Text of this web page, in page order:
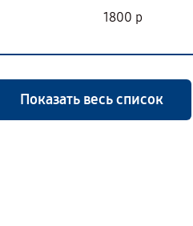
1800 р
Показать весь список